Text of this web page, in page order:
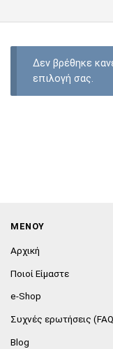
Δεν βρέθηκε
επιλογή σας.
ΜΕΝΟΥ
Αρχική
Ποιοί Είμαστε
e-Shop
Συχνές ερωτήσεις
Blog